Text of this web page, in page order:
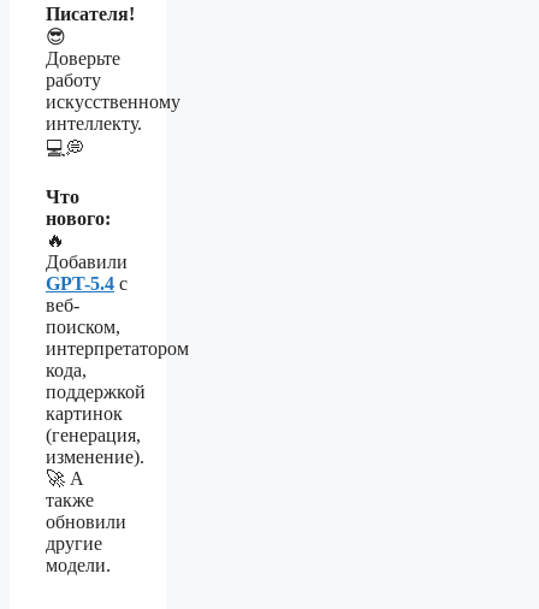
Писателя!
😎
Доверьте
работу
искусственному
интеллекту.
💻💭
Что
нового:
🔥
Добавили
GPT-5.4 с
веб-
поиском,
интерпретатором
кода,
поддержкой
картинок
(генерация,
изменение).
🚀 А
также
обновили
другие
модели.